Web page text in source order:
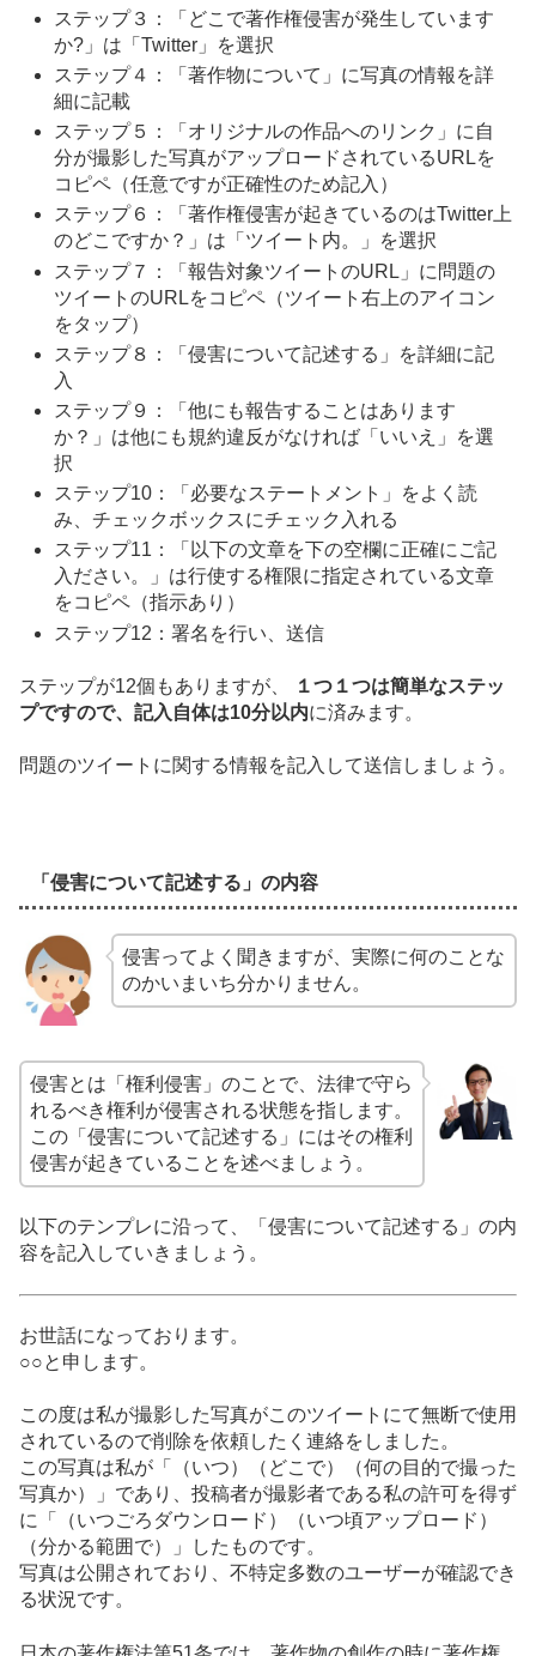
ステップ３：「どこで著作権侵害が発生しています
か?」は「Twitter」を選択
ステップ４：「著作物について」に写真の情報を詳
細に記載
ステップ５：「オリジナルの作品へのリンク」に自
分が撮影した写真がアップロードされているURLを
コピペ（任意ですが正確性のため記入）
ステップ６：「著作権侵害が起きているのはTwitter上
のどこですか？」は「ツイート内。」を選択
ステップ７：「報告対象ツイートのURL」に問題の
ツイートのURLをコピペ（ツイート右上のアイコン
をタップ）
ステップ８：「侵害について記述する」を詳細に記
入
ステップ９：「他にも報告することはあります
か？」は他にも規約違反がなければ「いいえ」を選
択
ステップ10：「必要なステートメント」をよく読
み、チェックボックスにチェック入れる
ステップ11：「以下の文章を下の空欄に正確にご記
入ださい。」は行使する権限に指定されている文章
をコピペ（指示あり）
ステップ12：署名を行い、送信
ステップが12個もありますが、
１つ１つは簡単なステッ
プですので、記入自体は10分以内に済みます。
問題のツイートに関する情報を記入して送信しましょう。
「侵害について記述する」の内容
侵害ってよく聞きますが、実際に何のことな
のかいまいち分かりません。
侵害とは「権利侵害」のことで、法律で守ら
れるべき権利が侵害される状態を指します。
この「侵害について記述する」にはその権利
侵害が起きていることを述べましょう。
以下のテンプレに沿って、「侵害について記述する」の内
容を記入していきましょう。
お世話になっております。
○○と申します。
この度は私が撮影した写真がこのツイートにて無断で使用
されているので削除を依頼したく連絡をしました。
この写真は私が「（いつ）（どこで）（何の目的で撮った
写真か）」であり、投稿者が撮影者である私の許可を得ず
に「（いつごろダウンロード）（いつ頃アップロード）
（分かる範囲で）」したものです。
写真は公開されており、不特定多数のユーザーが確認でき
る状況です。